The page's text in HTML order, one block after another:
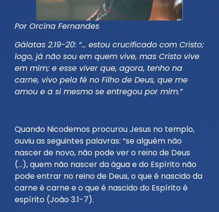
Por Orcina Fernandes
Gálatas 2.19-20: “… estou crucificado com Cristo;
logo, já não sou em quem vive, mas Cristo vive
em mim; e esse viver que, agora, tenho na
carne, vivo pela fé no Filho de Deus, que me
amou e a si mesmo se entregou por mim.”
Quando Nicodemos procurou Jesus no templo,
ouviu as seguintes palavras: “se alguém não
nascer de novo, não pode ver o reino de Deus
(…), quem não nascer da água e do Espírito não
pode entrar no reino de Deus, o que é nascido da
carne é carne e o que é nascido do Espírito é
espírito (João 3.1-7).